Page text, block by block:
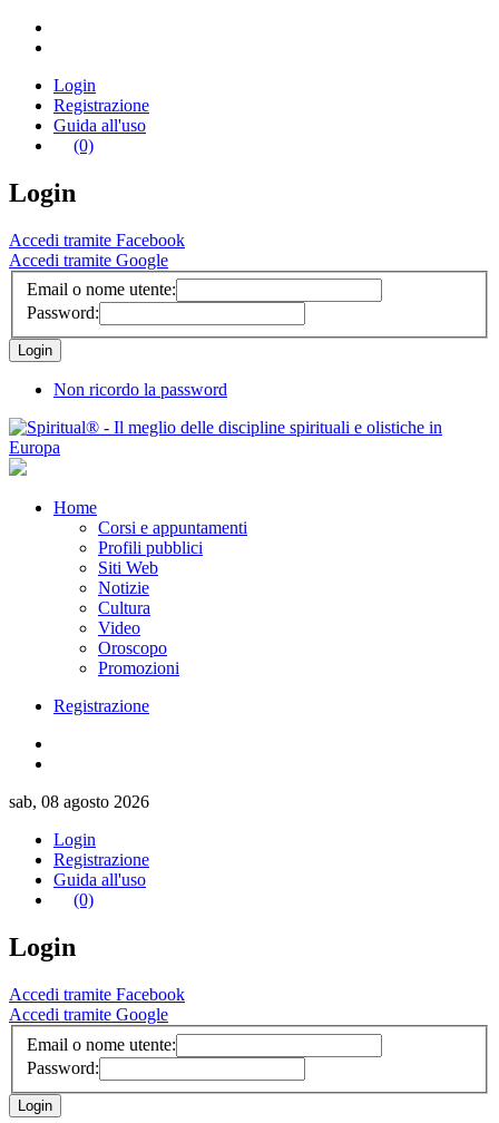
Login
Registrazione
Guida all'uso
(0)
Login
Accedi tramite Facebook
Accedi tramite Google
Email o nome utente:
Password:
Non ricordo la password
Home
Corsi e appuntamenti
Profili pubblici
Siti Web
Notizie
Cultura
Video
Oroscopo
Promozioni
Registrazione
sab, 08 agosto 2026
Login
Registrazione
Guida all'uso
(0)
Login
Accedi tramite Facebook
Accedi tramite Google
Email o nome utente:
Password: